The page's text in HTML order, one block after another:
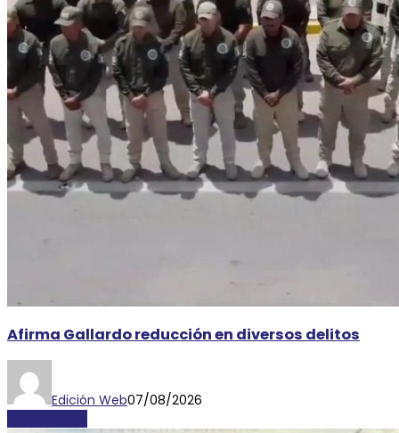
Afirma Gallardo reducción en diversos delitos
Edición Web07/08/2026